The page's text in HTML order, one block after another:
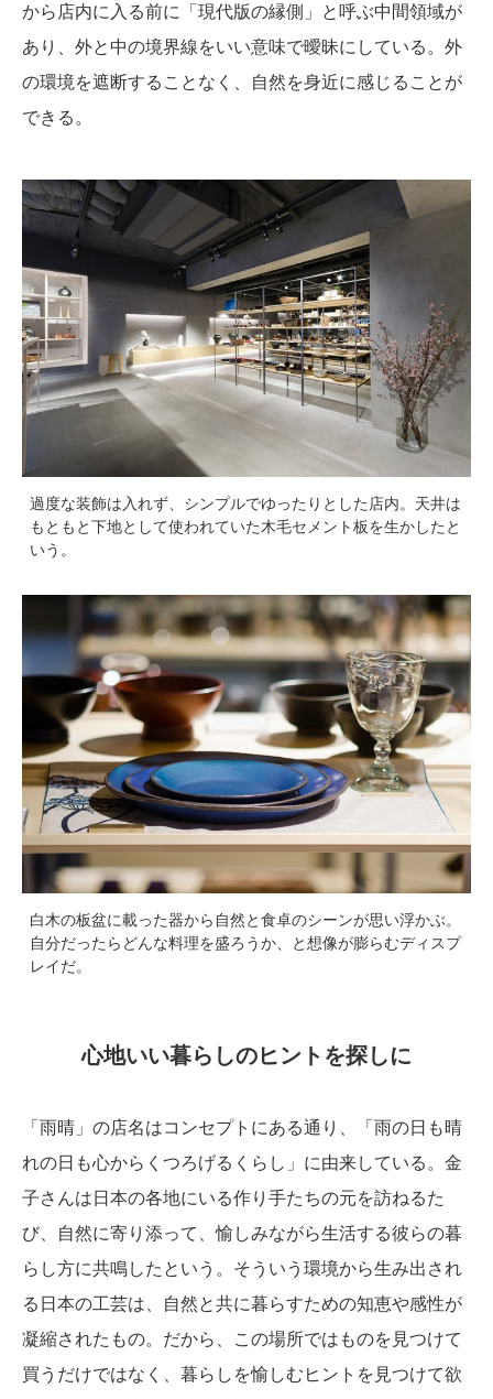
から店内に入る前に「現代版の縁側」と呼ぶ中間領域が
あり、外と中の境界線をいい意味で曖昧にしている。外
の環境を遮断することなく、自然を身近に感じることが
できる。
過度な装飾は入れず、シンプルでゆったりとした店内。天井は
もともと下地として使われていた木毛セメント板を生かしたと
いう。
白木の板盆に載った器から自然と食卓のシーンが思い浮かぶ。
自分だったらどんな料理を盛ろうか、と想像が膨らむディスプ
レイだ。
心地いい暮らしのヒントを探しに
「雨晴」の店名はコンセプトにある通り、「雨の日も晴
れの日も心からくつろげるくらし」に由来している。金
子さんは日本の各地にいる作り手たちの元を訪ねるた
び、自然に寄り添って、愉しみながら生活する彼らの暮
らし方に共鳴したという。そういう環境から生み出され
る日本の工芸は、自然と共に暮らすための知恵や感性が
凝縮されたもの。だから、この場所ではものを見つけて
買うだけではなく、暮らしを愉しむヒントを見つけて欲